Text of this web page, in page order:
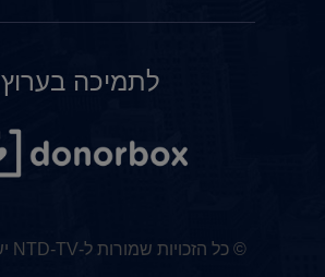
לתמיכה בערוץ
© כל הזכויות שמורות ל-NTD-TV ישראל בע״מ